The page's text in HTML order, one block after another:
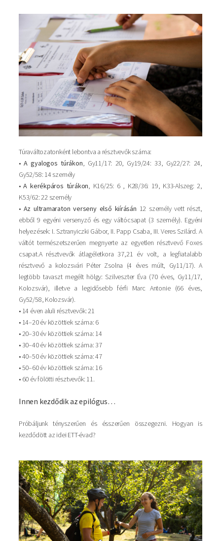
Túraváltozatonként lebontva a résztvevők száma:
•A gyalogos túrákon, Gy11/17: 20, Gy19/24: 33, Gy22/27: 24,
Gy52/58: 14 személy
•A kerékpáros túrákon, K16/25: 6 , K28/36: 19, K33-Alszeg: 2,
K53/62: 22 személy
• Az ultramaraton verseny első kiírásán 12 személy vett részt,
ebből 9 egyéni versenyző és egy váltócsapat (3 személy). Egyéni
helyezések: I. Sztranyiczki Gábor, II. Papp Csaba, III. Veres Szilárd. A
váltót természetszerűen megnyerte az egyetlen résztvevő Foxes
csapat.A résztvevők átlagéletkora 37,21 év volt, a legfiatalabb
résztvevő a kolozsvári Péter Zsolna (4 éves múlt, Gy11/17). A
legtöbb tavaszt megélt hölgy: Szilveszter Éva (70 éves, Gy11/17,
Kolozsvár), illetve a legidősebb férfi Marc Antonie (66 éves,
Gy52/58, Kolozsvár).
• 14 éven aluli résztvevők: 21
• 14–20 év közöttiek száma: 6
• 20–30 év közöttiek száma: 14
• 30–40 év közöttiek száma: 37
• 40–50 év közöttiek száma: 47
• 50–60 év közöttiek száma: 16
• 60 év fölötti résztvevők: 11.
Innen kezdődik az epilógus…
Próbáljunk tényszerűen és ésszerűen összegezni. Hogyan is
kezdődött az idei ETT-évad?